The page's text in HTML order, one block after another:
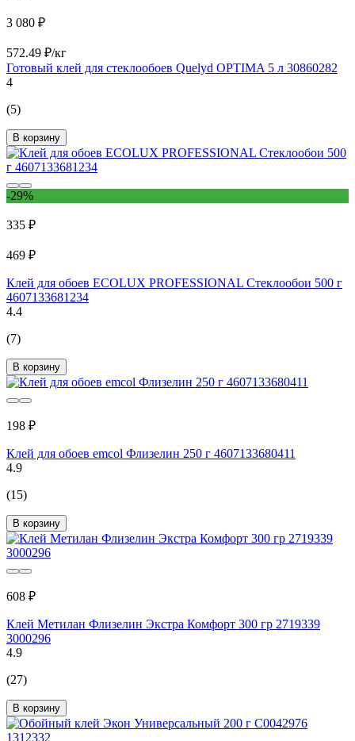
3 080 ₽
572.49 ₽/кг
Готовый клей для стеклообоев Quelyd OPTIMA 5 л 30860282
4
(5)
В корзину
-29%
335 ₽
469 ₽
Клей для обоев ECOLUX PROFESSIONAL Стеклообои 500 г
4607133681234
4.4
(7)
В корзину
198 ₽
Клей для обоев emcol Флизелин 250 г 4607133680411
4.9
(15)
В корзину
608 ₽
Клей Метилан Флизелин Экстра Комфорт 300 гр 2719339
3000296
4.9
(27)
В корзину